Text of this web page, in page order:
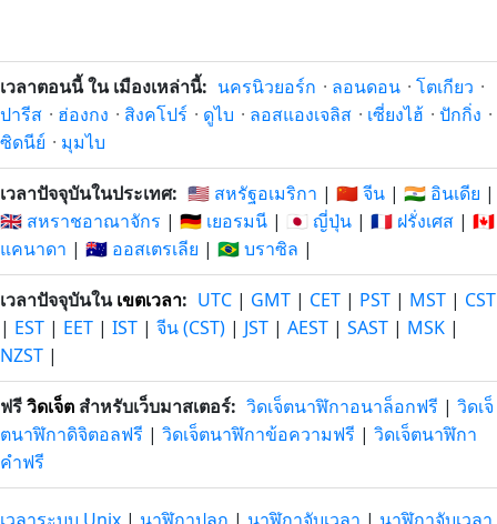
105 วัน
ที่แล้ว
23/4/26
105 วัน
หลังจากนี้
19/11/26
106 วัน
ที่แล้ว
22/4/26
หลังจากนี้
20/11/26
107 วัน
ที่แล้ว
21/4/26
107 วัน
หลังจากนี้
108 วัน
ที่แล้ว
20/4/26
108 วัน
หลังจากนี้
22/11/26
109 วัน
ที่แล้ว
19/4/26
109 วัน
หลังจากนี้
23/11/26
ที่แล้ว
หลังจากนี้
เวลาตอนนี้ ใน เมืองเหล่านี้: นครนิวยอร์ก · ลอนดอน · โตเกียว ·
ปารีส · ฮ่องกง · สิงคโปร์ · ดูไบ · ลอสแองเจลิส · เซี่ยงไฮ้ · ปักกิ่ง ·
ซิดนีย์ · มุมไบ
เวลาปัจจุบันในประเทศ: 🇺🇸 สหรัฐอเมริกา | 🇨🇳 จีน | 🇮🇳 อินเดีย |
🇬🇧 สหราชอาณาจักร | 🇩🇪 เยอรมนี | 🇯🇵 ญี่ปุ่น | 🇫🇷 ฝรั่งเศส | 🇨🇦
แคนาดา | 🇦🇺 ออสเตรเลีย | 🇧🇷 บราซิล |
เวลาปัจจุบันในเขตเวลา: UTC | GMT | CET | PST | MST | CST
| EST | EET | IST | จีน (CST) | JST | AEST | SAST | MSK |
NZST |
ฟรีวิดเจ็ต สำหรับเว็บมาสเตอร์: วิดเจ็ตนาฬิกาอนาล็อกฟรี | วิดเจ็
ตนาฬิกาดิจิตอลฟรี | วิดเจ็ตนาฬิกาข้อความฟรี | วิดเจ็ตนาฬิกา
คำฟรี